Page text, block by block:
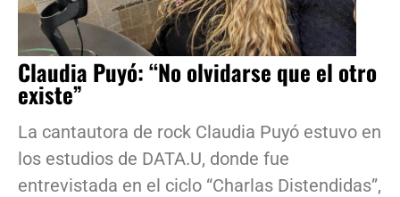
Claudia Puyó: “No olvidarse que el otro
existe”
La cantautora de rock Claudia Puyó estuvo en
los estudios de DATA.U, donde fue
entrevistada en el ciclo “Charlas Distendidas”,